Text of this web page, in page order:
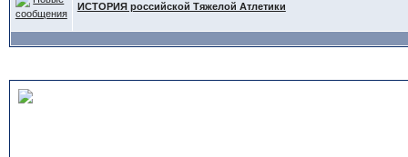
ИСТОРИЯ российской Тяжелой Атлетики